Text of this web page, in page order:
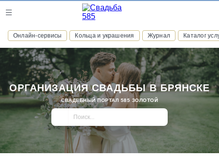
Онлайн-сервисы Кольца и украшения Журнал Каталог
Онлайн-сервисы
ВСТУПАЙТЕ В КЛУБ ПРИВИЛЕГИЙ
присоединяйтесь к закрытому сообществу и получайте
скидки и бонусы за участие
РЕГИСТРАЦИЯ
ОРГАНИЗАЦИЯ СВАДЬБЫ В БРЯНСКЕ
СВАДЕБНЫЙ ПОРТАЛ 585 ЗОЛОТОЙ